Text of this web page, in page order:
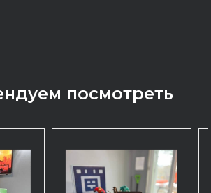
посмотреть